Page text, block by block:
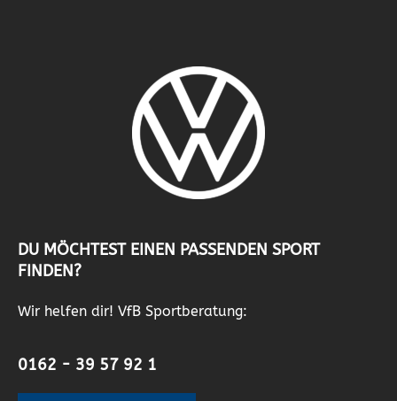
DU MÖCHTEST EINEN PASSENDEN SPORT
FINDEN?
Wir helfen dir! VfB Sportberatung:
0162 - 39 57 92 1